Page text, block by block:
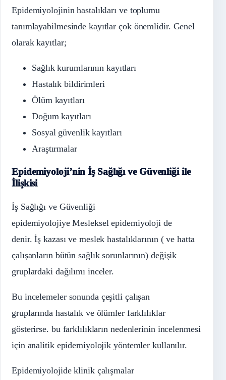
Epidemiyolojinin hastalıkları ve toplumu
tanımlayabilmesinde kayıtlar çok önemlidir. Genel
olarak kayıtlar;
Sağlık kurumlarının kayıtları
Hastalık bildirimleri
Ölüm kayıtları
Doğum kayıtları
Sosyal güvenlik kayıtları
Araştırmalar
Epidemiyoloji’ninİş Sağlığı ve Güvenliği ile
İlişkisi
İş Sağlığı ve Güvenliği
epidemiyolojiye Mesleksel epidemiyoloji de
denir. İş kazası ve meslek hastalıklarının ( ve hatta
çalışanların bütün sağlık sorunlarının) değişik
gruplardaki dağılımı inceler.
Bu incelemeler sonunda çeşitli çalışan
gruplarında hastalık ve ölümler farklılıklar
gösterirse. bu farklılıkların nedenlerinin incelenmesi
için analitik epidemiyolojik yöntemler kullanılır.
Epidemiyolojide klinik çalışmalar